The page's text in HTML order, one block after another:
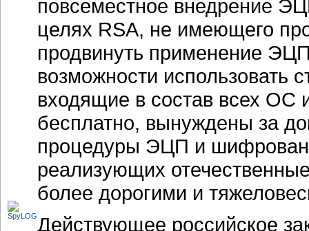
повсеместное внедрение
целях RSA, не имеющего
продвинуть применение
возможности использовать
входящие в состав всех ОС
бесплатно, вынуждены за
процедуры ЭЦП и
реализующих
более дорогими и
Действующее российское